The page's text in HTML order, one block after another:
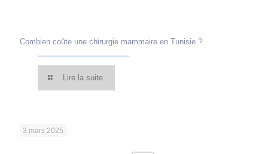
Combien coûte une chirurgie mammaire en Tunisie ?
Lire la suite
3 mars 2025